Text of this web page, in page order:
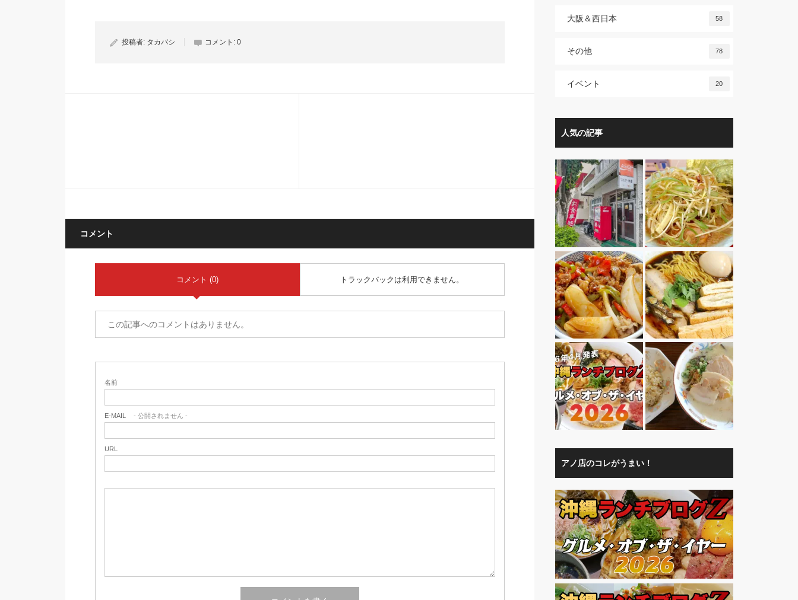
投稿者: タカバシ コメント: 0
コメント
コメント (0) トラックバックは利用できません。
この記事へのコメントはありません。
名前
E-MAIL - 公開されません -
URL
大阪＆西日本 58
その他 78
イベント 20
人気の記事
アノ店のコレがうまい！